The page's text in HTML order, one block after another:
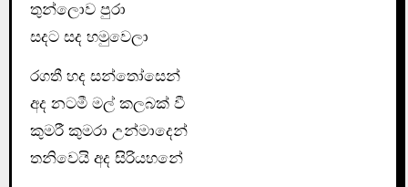
තුන්ලොව පුරා
සදට සද හමුවෙලා
රගතී හද සන්තෝසෙන්
අද නටමී මල් කලබක් වී
කුමරී කුමරා උන්මාදෙන්
තනිවෙයි අද සිරියහනේ